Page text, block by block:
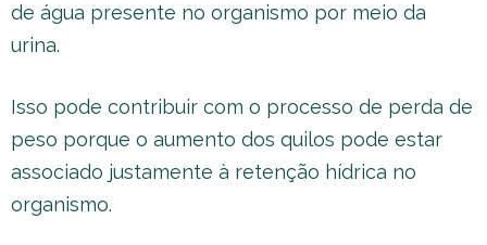
de água presente no organismo por meio da
urina.
Isso pode contribuir com o processo de perda de
peso porque o aumento dos quilos pode estar
associado justamente à retenção hídrica no
organismo.